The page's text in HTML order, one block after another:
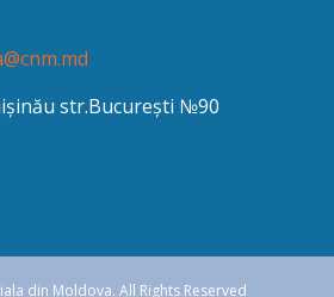
str.București №90
din Moldova. All Rights Reserved